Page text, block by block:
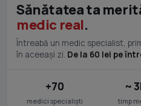
Sănătatea ta
medic real.
Întreabă un medic specialist,
în aceeași zi. De la 60 lei pe
+70
medici specialiști
~
timp